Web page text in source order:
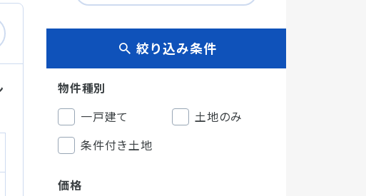
絞り込み条件
物件種別
一戸建て
土地のみ
条件付き土地
価格